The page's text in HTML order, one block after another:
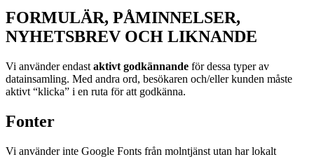
FORMULÄR, PÅMINNELSER,
NYHETSBREV OCH LIKNANDE
Vi använder endast aktivt godkännande för dessa typer av
datainsamling. Med andra ord, besökaren och/eller kunden måste
aktivt “klicka” i en ruta för att godkänna.
Fonter
Vi använder inte Google Fonts från molntjänst utan har lokalt